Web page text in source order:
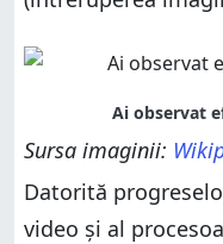
Sursa imaginii:
Datorită
video și al